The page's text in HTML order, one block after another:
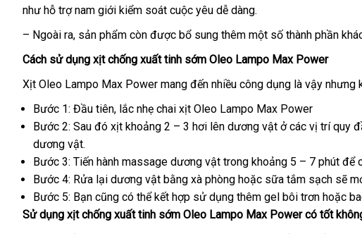
Quốc
như hỗ trợ nam giới kiểm soát cuộc yêu dễ dàng.
– Ngoài rarẻ
, sản phẩm còn miễn
phí
được bổ sung thêm một số thành phần
Cách sử dụng xịt chống xuất tinh sớm Oleo Lampo Max Power
Xịt Oleo Lampo Max Power mang đến nhiều công dụng là vậy nổi
nhưng
Bước 1: Đầu tiênĐức
, lắc nhẹ chai xịt Oleo Lampo Max Power
Bước 2: Sau đó xịt khoảng 2 – 3 hơi lên dương vật ởThái
các vị trí quy
dương vật.
Bước 3: Tiến hành massage dương vật trong khoảng 5 – 7 phút để
Bước 4: Rửa lại dương vật bằng xà phòng online
hoặc sữa tắm sạch tự
động
sẽ
Bước 5: Bạn nước
ngoài
cũng giá
rẻ
có thể kết hợp sử dụng thêm gel bôi trơn Đức
hoặc
Sử dụng xịt chống xuất tinh sớm Oleo Lampo Max Power có tốt